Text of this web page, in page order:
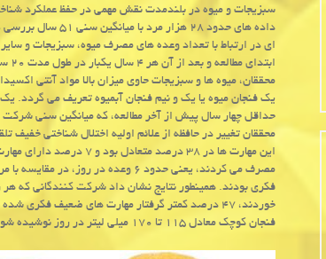
سبزیجات و میوه در بلندمدت نقش مهمی در حفظ عملكرد
داده های حدود ۲۸
ای در ارتباط با تعداد وعده های مصرف میوه، سبزیجات و
محققان، میوه ها و سبزیجات حاوی میزان بالا مواد آنتی
یك فنجان میوه یا یك و نیم فنجان آبمیوه تعریف می
این مهارت ها در ۳۸
فكری بودند. همینطور نتایج نشان داد شركت كنندگانی كه هر
خوردند، ۴۷ درصد كمتر گرفتار مهارت های ضعیف فكری شده بودند. یوآن تاكید می كند: «از آنجائیكه
فنجان كوچك معادل ۱۱۵ تا ۱۷۰ میلی لیتر در روز نوشیده شود.»